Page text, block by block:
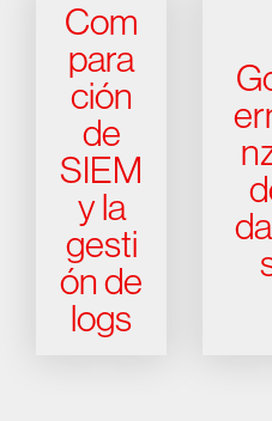
Com
para
ción
de
SIEM
y la
gesti
ón de
logs